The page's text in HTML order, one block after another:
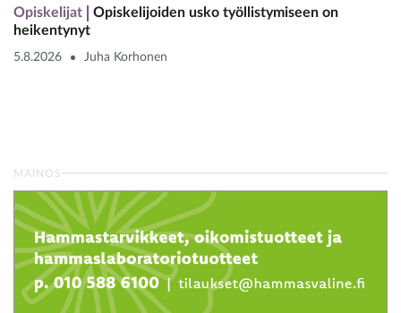
Opiskelijat
Opiskelijoiden usko työllistymiseen on
heikentynyt
5.8.2026 Juha Korhonen
MAINOS